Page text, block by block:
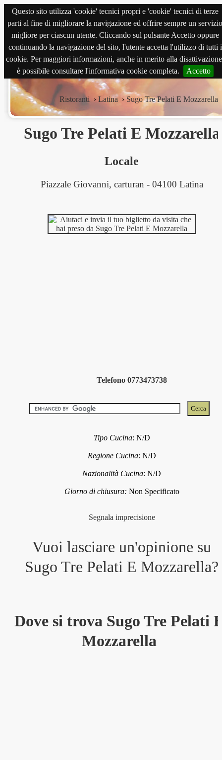
Questo sito utilizza 'cookie' tecnici propri e 'cookie' tecnici di terze
parti al fine di migliorare la navigazione ed offrire sempre un servizio
migliore per ciascun utente. Cliccando sul pulsante Accetto oppure
continuando la navigazione del sito, l'utente accetta l'utilizzo di tutti i
cookie. Per maggiori informazioni, anche in merito alla
è possibile consultare l'informativa cookie completa.
Accetto
magnabene.com
Ristoranti › Latina ›Sugo Tre Pelati E Mozzarella
Sugo Tre Pelati E Mozzarella
Locale
Piazzale Giovanni, carturan - 04100 Latina
Telefono 0773473738
Tipo Cucina: N/D
Regione Cucina: N/D
Nazionalità Cucina:N/D
Giorno di chiusura: Non Specificato
Segnala imprecisione
Vuoi lasciare un'opinione su
Sugo Tre Pelati E Mozzarella?
Dove si trova Sugo Tre Pelati
Mozzarella